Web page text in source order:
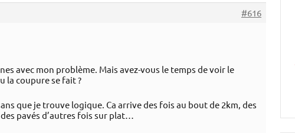
#616
avec mon problème. Mais avez-vous le temps de voir le
la coupure se fait ?
que je trouve logique. Ca arrive des fois au bout de 2km, des
pavés d’autres fois sur plat…